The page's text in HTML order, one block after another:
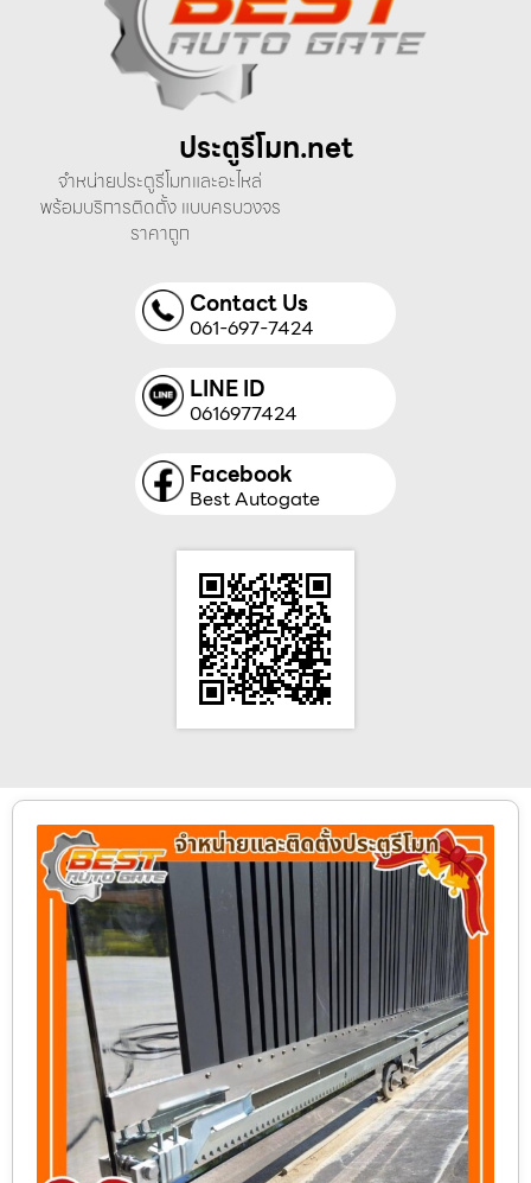
ประตูรีโมท.net
จำหน่ายประตูรีโมทและอะไหล่
พร้อมบริการติดตั้ง แบบครบวงจร
ราคาถูก
Contact Us
061-697-7424
LINE ID
0616977424
Facebook
Best Autogate